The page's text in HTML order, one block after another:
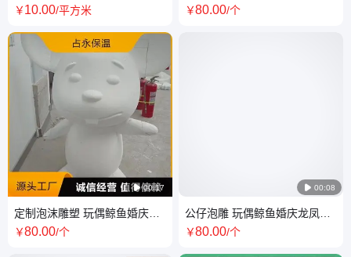
用范围 建筑保温 保温防火 环保
￥10.00/平方米
 00:17
定制泡沫雕塑 玩偶鲸鱼婚庆龙
凤泡雕 手工锻造摆设置景
￥80.00/个
制 源头厂家品质可靠
￥80.00/个
 00:08
公仔泡雕 玩偶鲸鱼婚庆龙凤泡
雕定制 环保雅观
￥80.00/个